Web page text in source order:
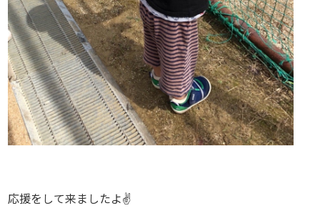
応援をして来ましたよ✌️